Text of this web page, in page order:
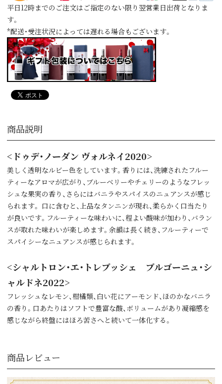
平日12時までのご注文はご指定のない限り翌営業日出荷となりま
す。
*配送・受注状況によっては遅れる場合もございます。
商品説明
<ドゥデ・ノーダン ヴォルネイ2020>
美しく透明なルビー色をしています。香りには、洗練されたフルー
ティーなアロマが広がり、ブルーベリーやチェリーのようなフレッ
シュな果実の香り、さらにはバニラやスパイスのニュアンスが感じ
られます。 口に含むと、上品なタンニンが現れ、柔らかく口当たり
が良いです。フルーティーな味わいに、程よい酸味が加わり、バラン
スが取れた味わいが楽しめます。余韻は長く続き、フルーティーで
スパイシーなニュアンスが感じられます。
<シャルトロン・エ・トレブッシェ ブルゴーニュ・シ
ャルドネ2022>
フレッシュなレモン、柑橘類、白い花にアーモンド、ほのかなバニラ
の香り。口あたりはソフトで豊富な酸、ボリュームがあり凝縮感を
感じながら終盤にはほろ苦さへと続いて一体化する。
商品レビュー